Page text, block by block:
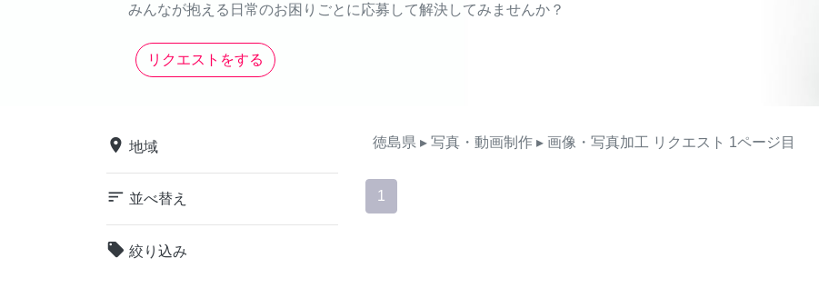
みんなが抱える日常のお困りごとに応募して解決してみませんか？
リクエストをする
place 地域
sort 並べ替え
local_offer 絞り込み
徳島県 ▸ 写真・動画制作 ▸ 画像・写真加工 リクエスト 1ページ目
1